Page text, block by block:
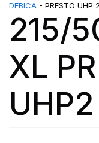
DEBICA - PRESTO UHP 2
215/
XL